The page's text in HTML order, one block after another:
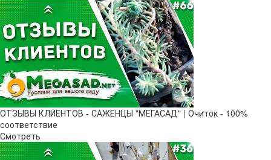
ОТЗЫВЫ КЛИЕНТОВ - САЖЕНЦЫ "МЕГАСАД" | Очиток - 100%
соответствие
Смотреть